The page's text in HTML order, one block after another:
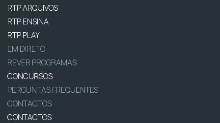
RTP ARQUIVOS
RTP ENSINA
RTP PLAY
EM DIRETO
REVER PROGRAMAS
CONCURSOS
PERGUNTAS FREQUENTES
CONTACTOS
CONTACTOS